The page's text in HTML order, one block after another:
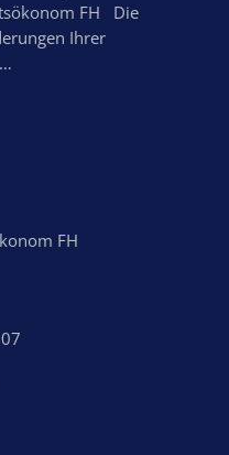
FH Die
Ihrer
FH